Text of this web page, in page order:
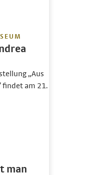
„Aus
findet am 21.
man